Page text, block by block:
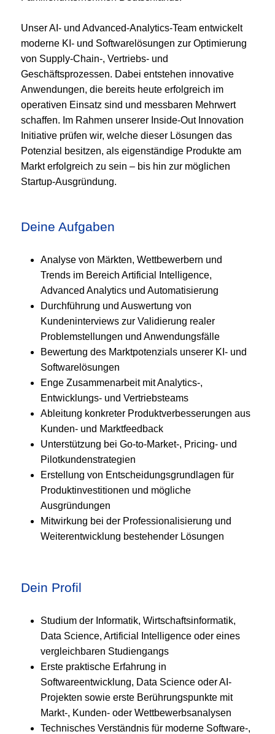
Unser AI- und Advanced-Analytics-Team entwickelt
moderne KI- und Softwarelösungen zur Optimierung
von Supply-Chain-, Vertriebs- und
Geschäftsprozessen. Dabei entstehen innovative
Anwendungen, die bereits heute erfolgreich im
operativen Einsatz sind und messbaren Mehrwert
schaffen. Im Rahmen unserer Inside-Out Innovation
Initiative prüfen wir, welche dieser Lösungen das
Potenzial besitzen, als eigenständige Produkte am
Markt erfolgreich zu sein – bis hin zur möglichen
Startup-Ausgründung.
Deine Aufgaben
Analyse von Märkten, Wettbewerbern und
Trends im Bereich Artificial Intelligence,
Advanced Analytics und Automatisierung
Durchführung und Auswertung von
Kundeninterviews zur Validierung realer
Problemstellungen und Anwendungsfälle
Bewertung des Marktpotenzials unserer KI- und
Softwarelösungen
Enge Zusammenarbeit mit Analytics-,
Entwicklungs- und Vertriebsteams
Ableitung konkreter Produktverbesserungen aus
Kunden- und Marktfeedback
Unterstützung bei Go-to-Market-, Pricing- und
Pilotkundenstrategien
Erstellung von Entscheidungsgrundlagen für
Produktinvestitionen und mögliche
Ausgründungen
Mitwirkung bei der Professionalisierung und
Weiterentwicklung bestehender Lösungen
Dein Profil
Studium der Informatik, Wirtschaftsinformatik,
Data Science, Artificial Intelligence oder eines
vergleichbaren Studiengangs
Erste praktische Erfahrung in
Softwareentwicklung, Data Science oder AI-
Projekten sowie erste Berührungspunkte mit
Markt-, Kunden- oder Wettbewerbsanalysen
Technisches Verständnis für moderne Software-,